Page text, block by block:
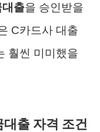
출을 승인받을
C카드사 대출
훨씬 미미했을
출 자격 조건